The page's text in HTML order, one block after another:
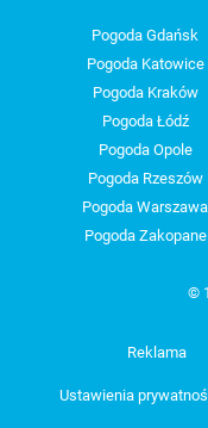
Pogoda Gdańsk
Pogoda Katowice
Pogoda Kraków
Pogoda Łódź
Pogoda Opole
Pogoda Rzeszów
Pogoda Warszawa
Pogoda Zakopane
©
Reklama
Ustawienia